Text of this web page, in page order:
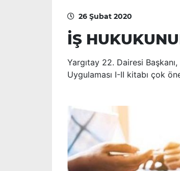
26 Şubat 2020
İŞ
Yargıtay 22. Dairesi
Uygulaması I-II kitabı çok